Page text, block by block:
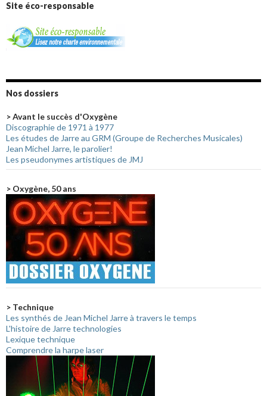
Site éco-responsable
Nos dossiers
> Avant le succès d'Oxygène
Discographie de 1971 à 1977
Les études de Jarre au GRM (Groupe de Recherches Musicales)
Jean Michel Jarre, le parolier!
Les pseudonymes artistiques de JMJ
> Oxygène, 50 ans
> Technique
Les synthés de Jean Michel Jarre à travers le temps
L'histoire de Jarre technologies
Lexique technique
Comprendre la harpe laser